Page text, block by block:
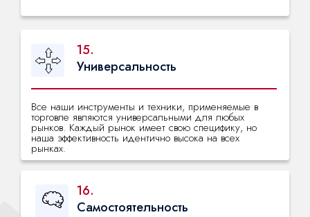
15.
Все наши инструменты и техники, применяемые в
торговле являются универсальными для любых
рынков. Каждый рынок имеет свою специфику, но
наша эффективность идентично высока на всех
рынках.
Универсальность
16.
Самостоятельность